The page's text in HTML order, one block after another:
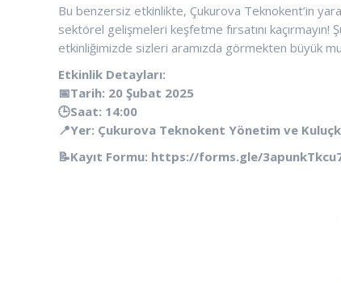
Bu benzersiz etkinlikte, Çukurova Teknokent’in
sektörel gelişmeleri keşfetme fırsatını
etkinliğimizde sizleri aramızda görmekten büyük
Etkinlik Detayları:
📅Tarih: 20 Şubat 2025
🕒Saat: 14:00
📍Yer: Çukurova Teknokent Yönetim ve
📝Kayıt Formu: https://forms.gle/